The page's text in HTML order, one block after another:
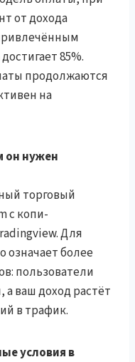
от дохода
85%.
продолжаются
на
он нужен
торговый
с копи-
Для
означает более
пользователи
ваш доход растёт
в трафик.
условия в